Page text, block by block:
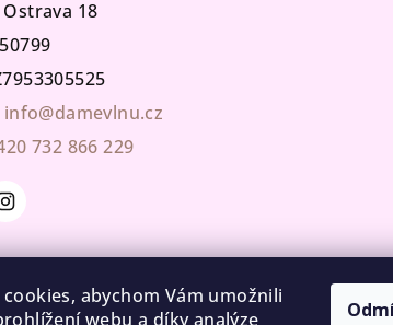
abychom Vám umožnili
webu a díky analýze
Ostrava 18
info@damevlnu.cz
732 866 229